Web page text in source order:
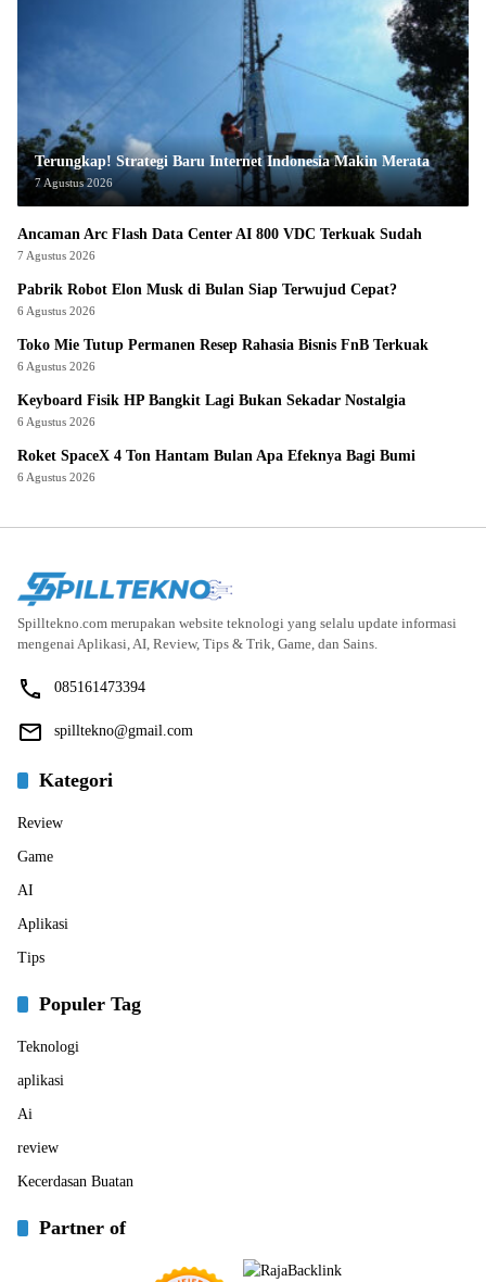
Terungkap! Strategi Baru Internet Indonesia Makin Merata
7 Agustus 2026
Ancaman Arc Flash Data Center AI 800 VDC Terkuak Sudah
7 Agustus 2026
Pabrik Robot Elon Musk di Bulan Siap Terwujud Cepat?
6 Agustus 2026
Toko Mie Tutup Permanen Resep Rahasia Bisnis FnB Terkuak
6 Agustus 2026
Keyboard Fisik HP Bangkit Lagi Bukan Sekadar Nostalgia
6 Agustus 2026
Roket SpaceX 4 Ton Hantam Bulan Apa Efeknya Bagi Bumi
6 Agustus 2026
Spilltekno.com merupakan website teknologi yang selalu update informasi
mengenai Aplikasi, AI, Review, Tips & Trik, Game, dan Sains.
085161473394
spilltekno@gmail.com
Kategori
Review
Game
AI
Aplikasi
Tips
Populer Tag
Teknologi
aplikasi
Ai
review
Kecerdasan Buatan
Partner of